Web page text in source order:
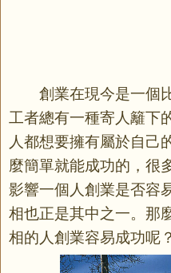
創業在現今是一個
工者總有一種寄人籬下
人都想要擁有屬於自己
麼簡單就能成功的，很
影響一個人創業是否容
相也正是其中之一。那
相的人創業容易成功呢？